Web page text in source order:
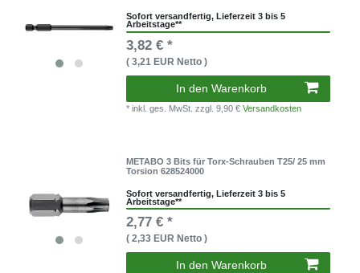
Sofort versandfertig, Lieferzeit 3 bis 5
Arbeitstage**
3,82 € *
( 3,21 EUR Netto )
In den Warenkorb
* inkl. ges. MwSt.zzgl. 9,90 €Versandkosten
METABO 3 Bits für Torx-Schrauben T25/ 25 mm
Torsion 628524000
Sofort versandfertig, Lieferzeit 3 bis 5
Arbeitstage**
2,77 € *
( 2,33 EUR Netto )
In den Warenkorb